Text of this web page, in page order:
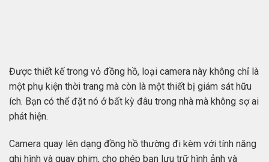
Được thiết kế trong vỏ đồng hồ, loại camera này không chỉ là
một phụ kiện thời trang mà còn là một thiết bị giám sát hữu
ích. Bạn có thể đặt nó ở bất kỳ đâu trong nhà mà không sợ ai
phát hiện.
Camera quay lén dạng đồng hồ thường đi kèm với tính năng
ghi hình và quay phim, cho phép bạn lưu trữ hình ảnh và